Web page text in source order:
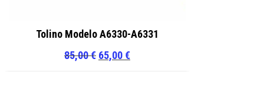
Tolino Modelo A6330-A6331
85,00€ El
65,00€